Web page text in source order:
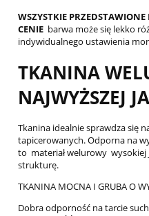
WSZYSTKIE PRZEDSTAWIONE
CENIE barwa może się lekko
indywidualnego ustawienia
TKANINA
NAJWYŻSZEJ
Tkanina idealnie sprawdza się
tapicerowanych. Odporna na
to materiał welurowy wysokiej
strukturę.
TKANINA MOCNA I GRUBA O
Dobra odporność na tarcie